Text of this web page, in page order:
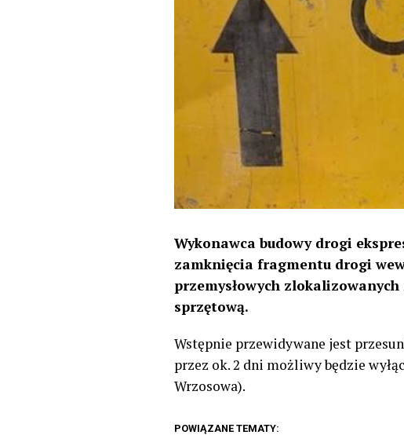
Wykonawca budowy drogi
zamknięcia fragmentu drogi
przemysłowych
sprzętową.
Wstępnie przewidywane jest
przez ok. 2 dni możliwy będzie
Wrzosowa).
POWIĄZANE TEMATY: